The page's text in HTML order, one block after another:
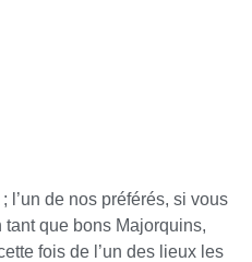
l’un de nos préférés, si vous
que bons Majorquins,
fois de l’un des lieux les